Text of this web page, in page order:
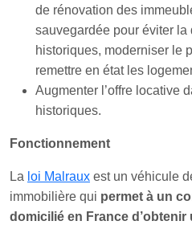
de rénovation des
sauvegardée pour éviter
historiques, moderniser le
remettre en état les
Augmenter l’offre locative
historiques.
Fonctionnement
La loi Malraux est un véhicule
immobilière qui permet à un
domicilié en France d’obtenir